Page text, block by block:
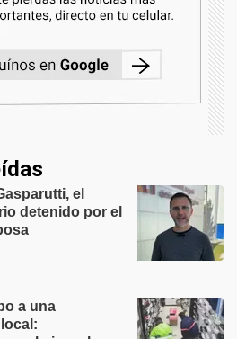
el
detenido por el
a una